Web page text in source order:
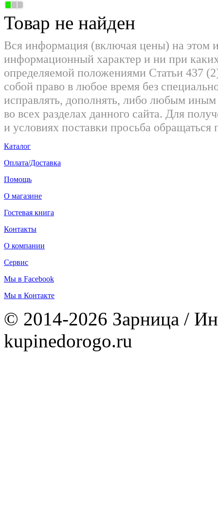
Товар не найден
Вся информация (включая цены) на этом
информационный характер и ни при
определяемой положениями Статьи 437
собой право в любое время без
исправлять, дополнять, либо любым
во всех разделах данного сайта. Для
и условиях поставки просьба
Каталог
Оплата/Доставка
Помощь
О магазине
Гостевая книга
Контакты
О компании
Сервис
Мы в Facebook
Мы в Контакте
© 2014-2026 Зарница /
kupinedorogo.ru